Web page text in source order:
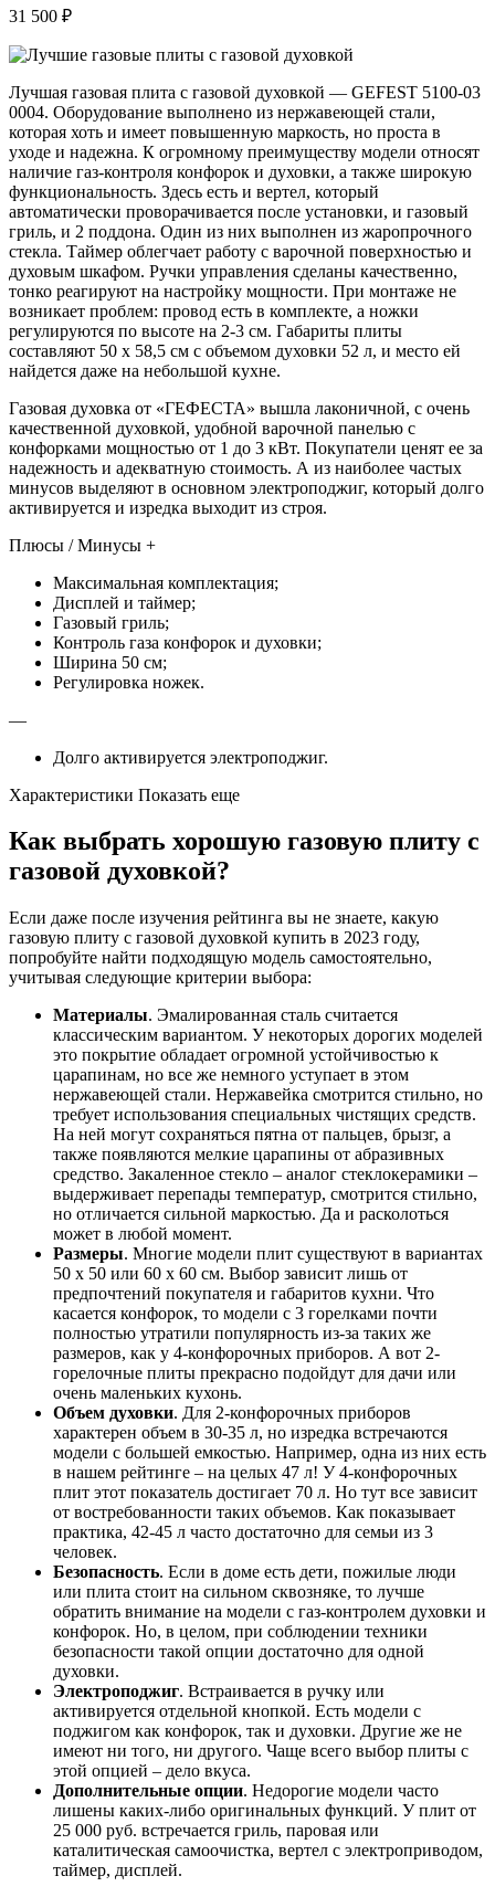
31 500 ₽
Лучшая газовая плита с газовой духовкой — GEFEST 5100-03
0004. Оборудование выполнено из нержавеющей стали,
которая хоть и имеет повышенную маркость, но проста в
уходе и надежна. К огромному преимуществу модели относят
наличие газ-контроля конфорок и духовки, а также широкую
функциональность. Здесь есть и вертел, который
автоматически проворачивается после установки, и газовый
гриль, и 2 поддона. Один из них выполнен из жаропрочного
стекла. Таймер облегчает работу с варочной поверхностью и
духовым шкафом. Ручки управления сделаны качественно,
тонко реагируют на настройку мощности. При монтаже не
возникает проблем: провод есть в комплекте, а ножки
регулируются по высоте на 2-3 см. Габариты плиты
составляют 50 х 58,5 см с объемом духовки 52 л, и место ей
найдется даже на небольшой кухне.
Газовая духовка от «ГЕФЕСТА» вышла лаконичной, с очень
качественной духовкой, удобной варочной панелью с
конфорками мощностью от 1 до 3 кВт. Покупатели ценят ее за
надежность и адекватную стоимость. А из наиболее частых
минусов выделяют в основном электроподжиг, который долго
активируется и изредка выходит из строя.
Плюсы / Минусы +
Максимальная комплектация;
Дисплей и таймер;
Газовый гриль;
Контроль газа конфорок и духовки;
Ширина 50 см;
Регулировка ножек.
—
Долго активируется электроподжиг.
Характеристики Показать еще
Как выбрать хорошую газовую плиту с
газовой духовкой?
Если даже после изучения рейтинга вы не знаете, какую
газовую плиту с газовой духовкой купить в 2023 году,
попробуйте найти подходящую модель самостоятельно,
учитывая следующие критерии выбора:
Материалы. Эмалированная сталь считается
классическим вариантом. У некоторых дорогих моделей
это покрытие обладает огромной устойчивостью к
царапинам, но все же немного уступает в этом
нержавеющей стали. Нержавейка смотрится стильно, но
требует использования специальных чистящих средств.
На ней могут сохраняться пятна от пальцев, брызг, а
также появляются мелкие царапины от абразивных
средство. Закаленное стекло – аналог стеклокерамики –
выдерживает перепады температур, смотрится стильно,
но отличается сильной маркостью. Да и расколоться
может в любой момент.
Размеры. Многие модели плит существуют в вариантах
50 х 50 или 60 х 60 см. Выбор зависит лишь от
предпочтений покупателя и габаритов кухни. Что
касается конфорок, то модели с 3 горелками почти
полностью утратили популярность из-за таких же
размеров, как у 4-конфорочных приборов. А вот 2-
горелочные плиты прекрасно подойдут для дачи или
очень маленьких кухонь.
Объем духовки. Для 2-конфорочных приборов
характерен объем в 30-35 л, но изредка встречаются
модели с большей емкостью. Например, одна из них есть
в нашем рейтинге – на целых 47 л! У 4-конфорочных
плит этот показатель достигает 70 л. Но тут все зависит
от востребованности таких объемов. Как показывает
практика, 42-45 л часто достаточно для семьи из 3
человек.
Безопасность. Если в доме есть дети, пожилые люди
или плита стоит на сильном сквозняке, то лучше
обратить внимание на модели с газ-контролем духовки и
конфорок. Но, в целом, при соблюдении техники
безопасности такой опции достаточно для одной
духовки.
Электроподжиг. Встраивается в ручку или
активируется отдельной кнопкой. Есть модели с
поджигом как конфорок, так и духовки. Другие же не
имеют ни того, ни другого. Чаще всего выбор плиты с
этой опцией – дело вкуса.
Дополнительные опции. Недорогие модели часто
лишены каких-либо оригинальных функций. У плит от
25 000 руб. встречается гриль, паровая или
каталитическая самоочистка, вертел с электроприводом,
таймер, дисплей.